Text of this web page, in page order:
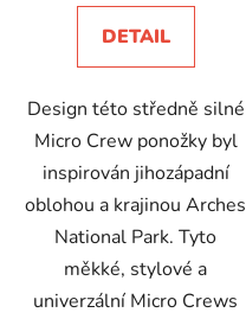
5,0
z
hvězdiček.
DETAIL
Design této středně silné
Micro Crew ponožky byl
inspirován jihozápadní
oblohou a krajinou Arches
National Park. Tyto
měkké, stylové a
univerzální Micro Crews